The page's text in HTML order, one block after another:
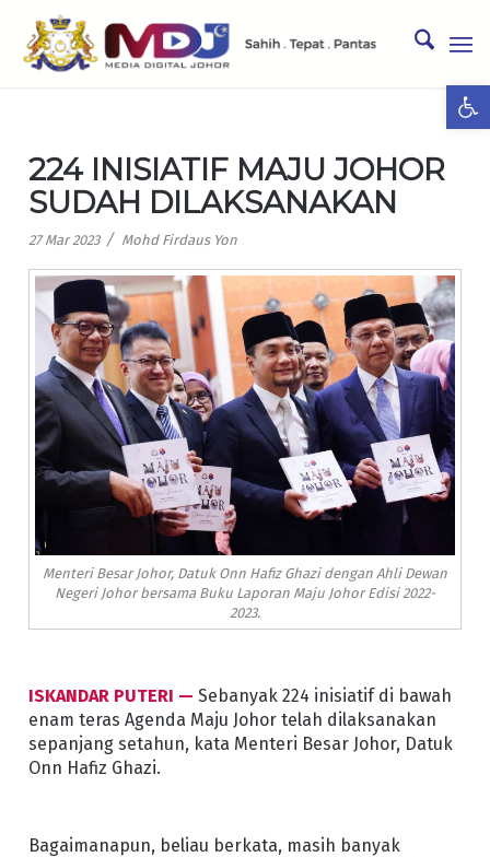
224 INISIATIF MAJU JOHOR
SUDAH DILAKSANAKAN
27 Mar 2023 / Mohd Firdaus Yon
Menteri Besar Johor, Datuk Onn Hafiz Ghazi dengan Ahli Dewan
Negeri Johor bersama Buku Laporan Maju Johor Edisi 2022-
2023.
ISKANDAR PUTERI — Sebanyak 224 inisiatif di bawah
enam teras Agenda Maju Johor telah dilaksanakan
sepanjang setahun, kata Menteri Besar Johor, Datuk
Onn Hafiz Ghazi.
Bagaimanapun, beliau berkata, masih banyak